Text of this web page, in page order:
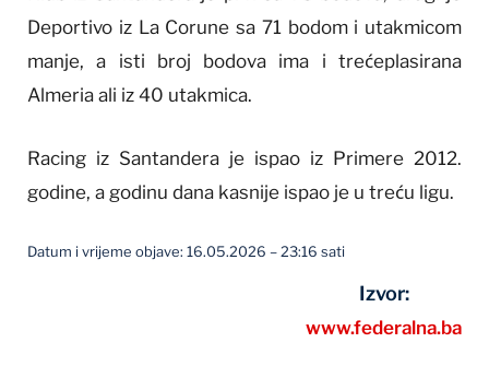
Deportivo iz La Corune sa 71 bodom i utakmicom
manje, a isti broj bodova ima i trećeplasirana
Almeria ali iz 40 utakmica.
Racing iz Santandera je ispao iz Primere 2012.
godine, a godinu dana kasnije ispao je u treću ligu.
Datum i vrijeme objave: 16.05.2026 – 23:16 sati
Izvor:
www.federalna.ba